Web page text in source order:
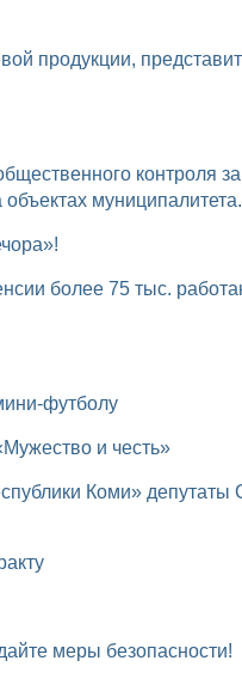
муниципалитета.
футболу
и честь»
меры безопасности!